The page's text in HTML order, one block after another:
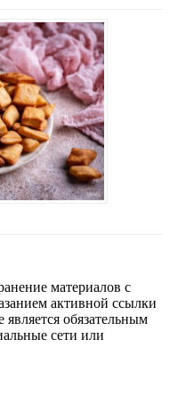
материалов с
активной ссылки
обязательным
сети или